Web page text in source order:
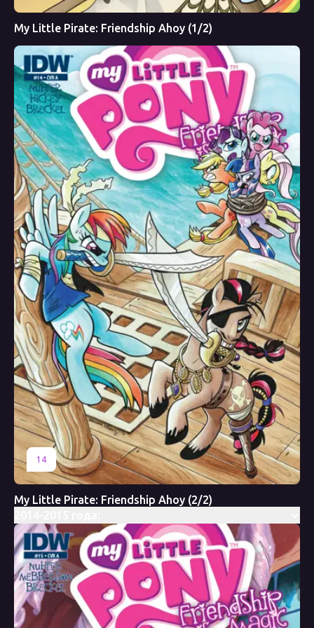
My Little Pirate: Friendship Ahoy (1/2)
14
My Little Pirate: Friendship Ahoy (2/2)